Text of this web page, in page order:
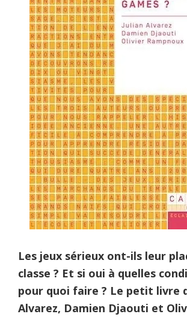
Les jeux sérieux ont-ils leur
classe ? Et si oui à quelles
pour quoi faire ? Le petit livre
Alvarez, Damien Djaouti et